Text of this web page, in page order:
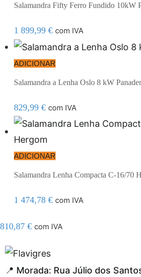
Salamandra Fifty Ferro Fundido 10kW
1 899,99 € com IVA
ADICIONAR
Salamandra a Lenha Oslo 8 kW
829,99 € com IVA
ADICIONAR
Salamandra Lenha Compacta C-16/70
1 474,78 € com IVA
810,87 € com IVA
resmi adresi
📍 Morada: Rua Júlio dos